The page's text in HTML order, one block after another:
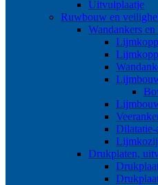
Uitvulplaatje
Ruwbouw en
Wandankers
Dilatatie-
Drukplaten,